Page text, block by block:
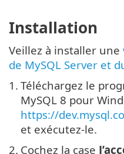
Installation
Veillez à installer une
de MySQL Server et
1. Téléchargez le
MySQL 8 pour
https://
et exécutez-le.
2. Cochez la case